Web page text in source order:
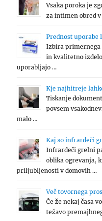
Vsaka poroka je
za intimen obred
Prednost uporabe
Izbira primernega
in kvalitetno
uporabljajo …
Kje najhitreje
Tiskanje
povsem
malo …
Kaj so infrardeči
Infrardeči grelni
oblika ogrevanja,
priljubljenosti v domovih …
Več tovornega
Če že nekaj časa
težavo